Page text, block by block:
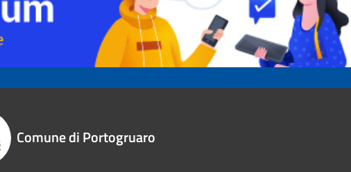
Comune di Portogruaro